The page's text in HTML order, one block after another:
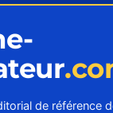
de référence